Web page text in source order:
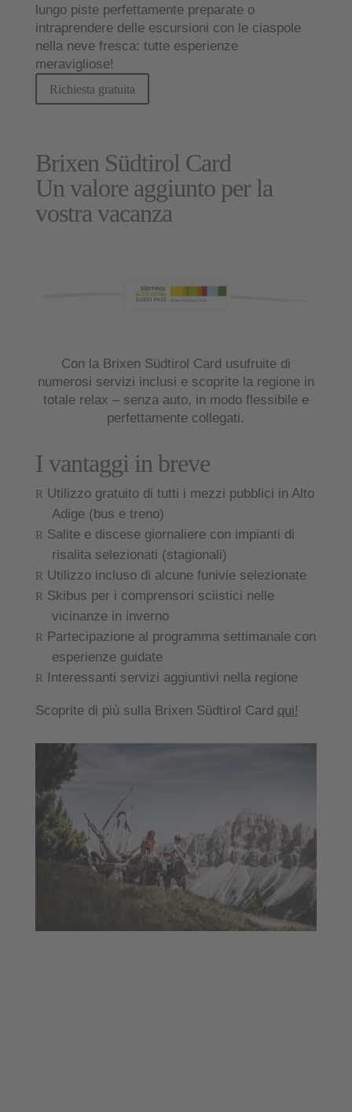
lungo piste perfettamente preparate o
intraprendere delle escursioni con le ciaspole
nella neve fresca: tutte esperienze
meravigliose!
Richiesta gratuita
Brixen Südtirol Card
Un valore aggiunto per la
vostra vacanza
Con la Brixen Südtirol Card usufruite di
numerosi servizi inclusi e scoprite la regione in
totale relax – senza auto, in modo flessibile e
perfettamente collegati.
I vantaggi in breve
Utilizzo gratuito di tutti i mezzi pubblici in Alto
Adige (bus e treno)
Salite e discese giornaliere con impianti di
risalita selezionati (stagionali)
Utilizzo incluso di alcune funivie selezionate
Skibus per i comprensori sciistici nelle
vicinanze in inverno
Partecipazione al programma settimanale con
esperienze guidate
Interessanti servizi aggiuntivi nella regione
Scoprite di più sulla Brixen Südtirol Card qui!